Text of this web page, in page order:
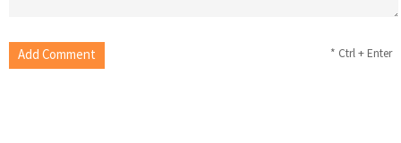
* Ctrl + Enter